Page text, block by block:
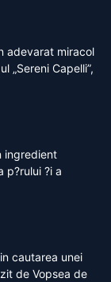
adevarat miracol
„Sereni Capelli”,
ingredient
p?rului ?i a
cautarea unei
de Vopsea de